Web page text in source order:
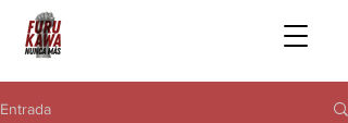
Entrada